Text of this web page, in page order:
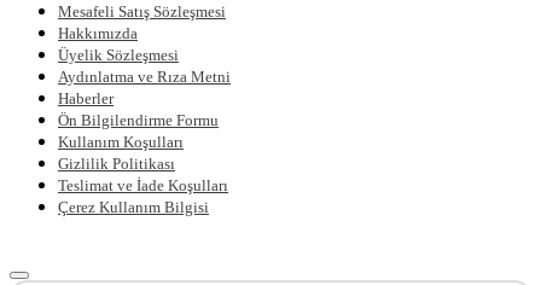
Mesafeli Satış Sözleşmesi
Hakkımızda
Üyelik Sözleşmesi
Aydınlatma ve Rıza Metni
Haberler
Ön Bilgilendirme Formu
Kullanım Koşulları
Gizlilik Politikası
Teslimat ve İade Koşulları
Çerez Kullanım Bilgisi